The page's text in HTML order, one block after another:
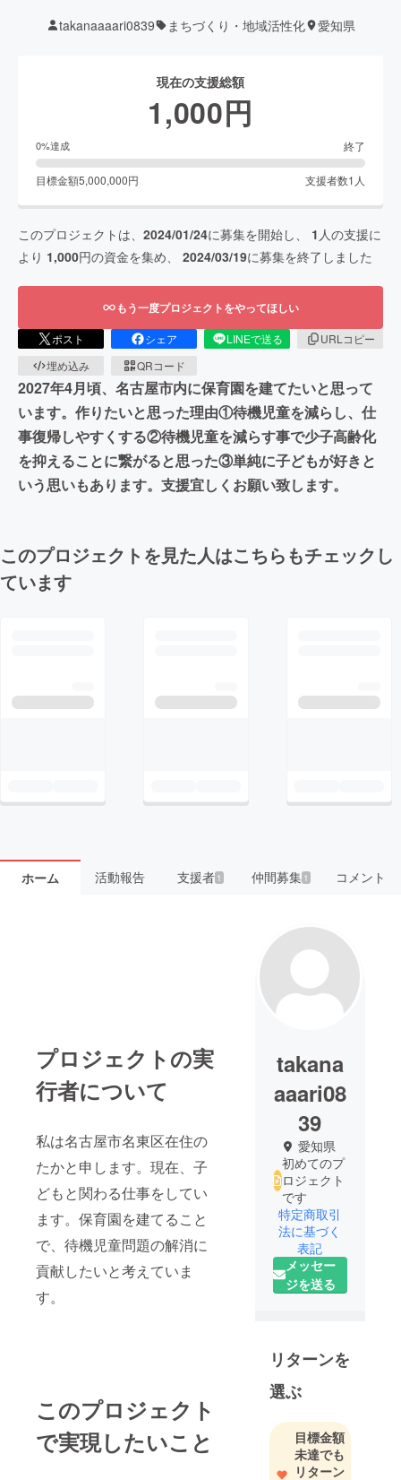
takanaaaari0839 まちづくり・地域活性化 愛知県
現在の支援総額
1,000円
0%達成 終了
目標金額5,000,000円 支援者数1 人
このプロジェクトは、 2024/01/24に募集を開始し、 1 人の支援に
より 1,000円の資金を集め、 2024/03/19に募集を終了しました
もう一度プロジェクトをやってほしい
ポスト シェア LINEで送る
URLコピー
埋め込み
QRコード
2027年4月頃、名古屋市内に保育園を建てたいと思って
います。作りたいと思った理由①待機児童を減らし、仕
事復帰しやすくする②待機児童を減らす事で少子高齢化
を抑えることに繋がると思った③単純に子どもが好きと
いう思いもあります。支援宜しくお願い致します。
このプロジェクトを見た人はこちらもチェックし
ています
ホーム 活動報告 支援者 1 仲間募集 1 コメント
プロジェクトの実
行者について
私は名古屋市名東区在住の
たかと申します。現在、子
どもと関わる仕事をしてい
ます。保育園を建てること
で、待機児童問題の解消に
貢献したいと考えていま
す。
このプロジェクト
で実現したいこと
takana
aaari08
39
愛知県
初めてのプ
ロジェクト
です
特定商取引
法に基づく
表記
メッセー
ジを送る
リターンを
選ぶ
目標金額
未達でも
リターン